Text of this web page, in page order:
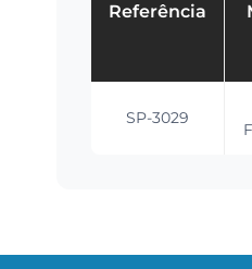
Referência
SP-3029